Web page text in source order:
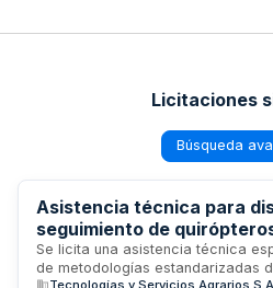
Licitaciones
Búsqueda
Asistencia técnica para
seguimiento de
parques eólicos de la
Tragsatec
Se licita una asistencia técnica
de metodologías estandarizadas
Tecnologías y Servicios Agrarios